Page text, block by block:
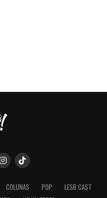
COLUNAS POP
LESB CAST